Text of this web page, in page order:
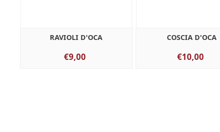
RAVIOLI D'OCA
€9,00
COSCIA D'OCA
€10,00